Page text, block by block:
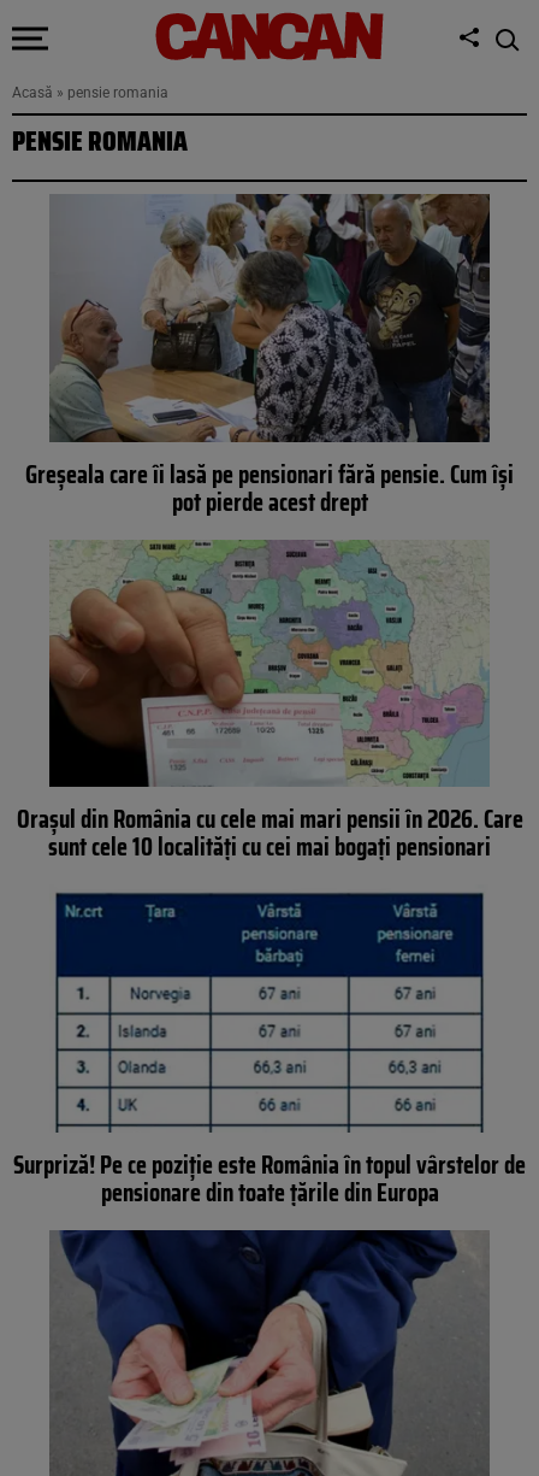
Acasă » pensie romania
PENSIE ROMANIA
Greșeala care îi lasă pe pensionari fără pensie. Cum își
pot pierde acest drept
Orașul din România cu cele mai mari pensii în 2026. Care
sunt cele 10 localități cu cei mai bogați pensionari
Surpriză! Pe ce poziție este România în topul vârstelor de
pensionare din toate țările din Europa